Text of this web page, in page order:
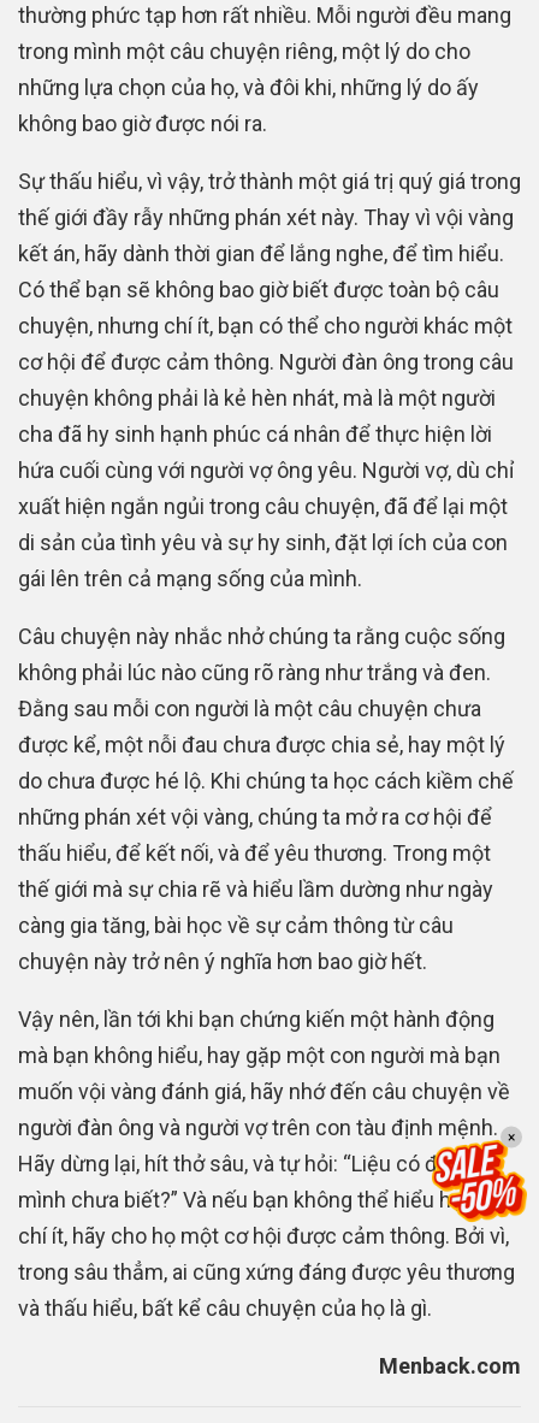
thường phức tạp hơn rất nhiều. Mỗi người đều mang
trong mình một câu chuyện riêng, một lý do cho
những lựa chọn của họ, và đôi khi, những lý do ấy
không bao giờ được nói ra.
Sự thấu hiểu, vì vậy, trở thành một giá trị quý giá trong
thế giới đầy rẫy những phán xét này. Thay vì vội vàng
kết án, hãy dành thời gian để lắng nghe, để tìm hiểu.
Có thể bạn sẽ không bao giờ biết được toàn bộ câu
chuyện, nhưng chí ít, bạn có thể cho người khác một
cơ hội để được cảm thông. Người đàn ông trong câu
chuyện không phải là kẻ hèn nhát, mà là một người
cha đã hy sinh hạnh phúc cá nhân để thực hiện lời
hứa cuối cùng với người vợ ông yêu. Người vợ, dù chỉ
xuất hiện ngắn ngủi trong câu chuyện, đã để lại một
di sản của tình yêu và sự hy sinh, đặt lợi ích của con
gái lên trên cả mạng sống của mình.
Câu chuyện này nhắc nhở chúng ta rằng cuộc sống
không phải lúc nào cũng rõ ràng như trắng và đen.
Đằng sau mỗi con người là một câu chuyện chưa
được kể, một nỗi đau chưa được chia sẻ, hay một lý
do chưa được hé lộ. Khi chúng ta học cách kiềm chế
những phán xét vội vàng, chúng ta mở ra cơ hội để
thấu hiểu, để kết nối, và để yêu thương. Trong một
thế giới mà sự chia rẽ và hiểu lầm dường như ngày
càng gia tăng, bài học về sự cảm thông từ câu
chuyện này trở nên ý nghĩa hơn bao giờ hết.
Vậy nên, lần tới khi bạn chứng kiến một hành động
mà bạn không hiểu, hay gặp một con người mà bạn
muốn vội vàng đánh giá, hãy nhớ đến câu chuyện về
người đàn ông và người vợ trên con tàu định mệnh.
Hãy dừng lại, hít thở sâu, và tự hỏi: “Liệu có điều gì
mình chưa biết?” Và nếu bạn không thể hiểu họ, thì
chí ít, hãy cho họ một cơ hội được cảm thông. Bởi vì,
trong sâu thẳm, ai cũng xứng đáng được yêu thương
và thấu hiểu, bất kể câu chuyện của họ là gì.
Menback.com
×